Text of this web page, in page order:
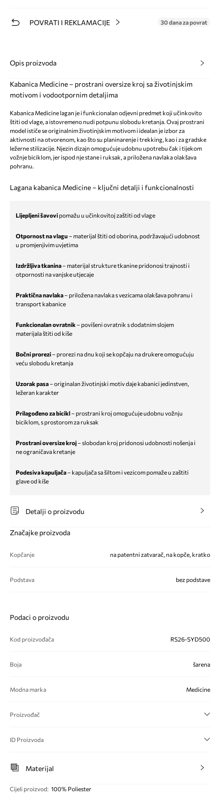
POVRATI I REKLAMACIJE 30 dana za povrat
Opis proizvoda
Kabanica Medicine – prostrani oversize kroj sa životinjskim
motivom i vodootpornim detaljima
Kabanica Medicine lagan je i funkcionalan odjevni predmet koji učinkovito
štiti od vlage, a istovremeno nudi potpunu slobodu kretanja. Ovaj prostrani
model ističe se originalnim životinjskim motivom i idealan je izbor za
aktivnosti na otvorenom, kao što su planinarenje i trekking, kao i za gradske
ležerne stilizacije. Njezin dizajn omogućuje udobnu upotrebu čak i tijekom
vožnje biciklom, jer ispod nje stane i ruksak, a priložena navlaka olakšava
pohranu.
Lagana kabanica Medicine – ključni detalji i funkcionalnosti
Lijepljeni šavovi pomažu u učinkovitoj zaštiti od vlage
Otpornost na vlagu– materijal štiti od oborina, podržavajući udobnost
u promjenjivim uvjetima
Izdržljiva tkanina– materijal strukture tkanine pridonosi trajnosti i
otpornosti na vanjske utjecaje
Praktična navlaka– priložena navlaka s vezicama olakšava pohranu i
transport kabanice
Funkcionalan ovratnik– povišeni ovratnik s dodatnim slojem
materijala štiti od kiše
Bočni prorezi– prorezi na dnu koji se kopčaju na drukere omogućuju
veću slobodu kretanja
Uzorak pasa– originalan životinjski motiv daje kabanici jedinstven,
ležeran karakter
Prilagođeno za bicikl– prostrani kroj omogućuje udobnu vožnju
biciklom, s prostorom za ruksak
Prostrani oversize kroj– slobodan kroj pridonosi udobnosti nošenja i
ne ograničava kretanje
Podesiva kapuljača– kapuljača sa šiltom i vezicom pomaže u zaštiti
glave od kiše
Detalji o proizvodu
Značajke proizvoda
Kopčanje na patentni zatvarač, na kopče, kratko
Podstava bez podstave
Podaci o proizvodu
Kod proizvođača RS26-SYD500
Boja šarena
Modna marka Medicine
Proizvođač
ID Proizvoda
Materijal
Cijeli proizvod: 100% Poliester